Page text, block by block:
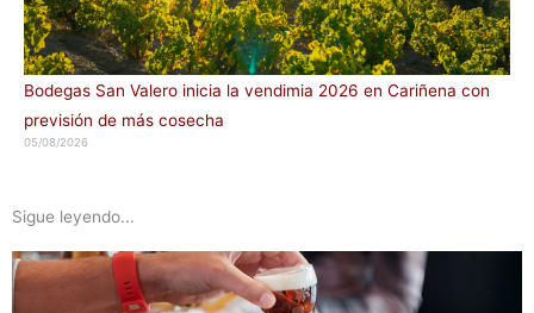
Bodegas San Valero inicia la vendimia 2026 en Cariñena con
previsión de más cosecha
05/08/2026
Sigue leyendo...